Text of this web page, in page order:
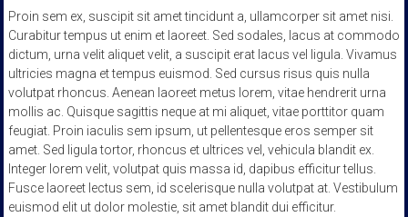
Proin sem ex, suscipit sit amet tincidunt a, ullamcorper sit amet nisi.
Curabitur tempus ut enim et laoreet. Sed sodales, lacus at commodo
dictum, urna velit aliquet velit, a suscipit erat lacus vel ligula. Vivamus
ultricies magna et tempus euismod. Sed cursus risus quis nulla
volutpat rhoncus. Aenean laoreet metus lorem, vitae hendrerit urna
mollis ac. Quisque sagittis neque at mi aliquet, vitae porttitor quam
feugiat. Proin iaculis sem ipsum, ut pellentesque eros semper sit
amet. Sed ligula tortor, rhoncus et ultrices vel, vehicula blandit ex.
Integer lorem velit, volutpat quis massa id, dapibus efficitur tellus.
Fusce laoreet lectus sem, id scelerisque nulla volutpat at. Vestibulum
euismod elit ut dolor molestie, sit amet blandit dui efficitur.